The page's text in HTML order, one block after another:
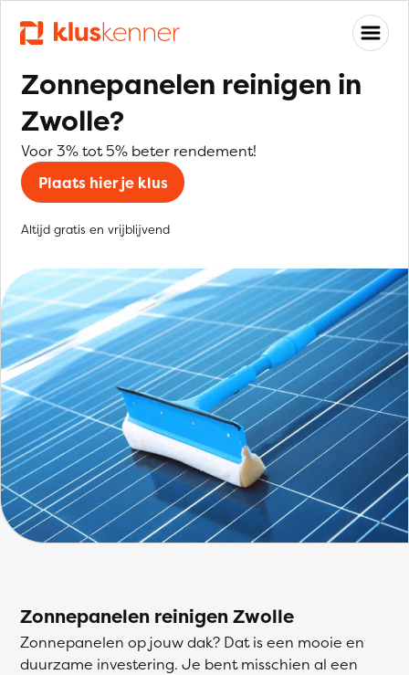
Zonnepanelen reinigen in
Zwolle?
Voor 3% tot 5% beter rendement!
Plaats hier je klus
Altijd gratis en vrijblijvend
Zonnepanelen reinigen Zwolle
Zonnepanelen op jouw dak? Dat is een mooie en
duurzame investering. Je bent misschien al een